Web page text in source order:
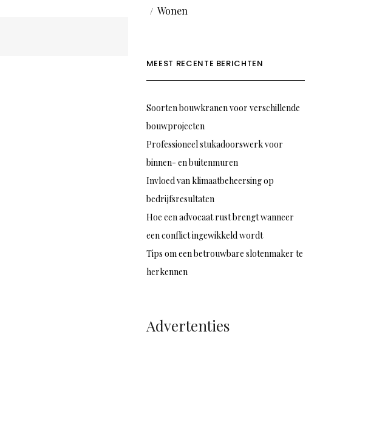
Wonen
MEEST RECENTE BERICHTEN
Soorten bouwkranen voor verschillende
bouwprojecten
Professioneel stukadoorswerk voor
binnen- en buitenmuren
Invloed van klimaatbeheersing op
bedrijfsresultaten
Hoe een advocaat rust brengt wanneer
een conflict ingewikkeld wordt
Tips om een betrouwbare slotenmaker te
herkennen
Advertenties